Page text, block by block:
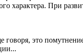
характера. При
говоря, это